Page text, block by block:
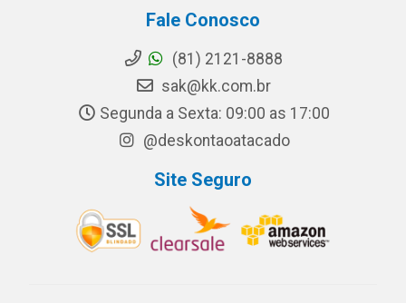
Fale Conosco
(81) 2121-8888
sak@kk.com.br
Segunda a Sexta: 09:00 as 17:00
@deskontaoatacado
Site Seguro